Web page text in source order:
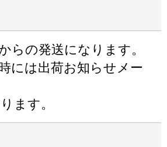
らの発送になります。
には出荷お知らせメー
ます。